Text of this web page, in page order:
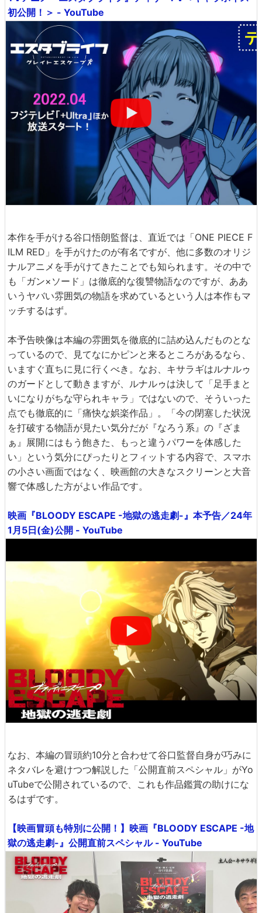
初公開！＞ - YouTube
本作を手がける谷口悟朗監督は、直近では「ONE PIECE F
ILM RED」を手がけたのが有名ですが、他に多数のオリジ
ナルアニメを手がけてきたことでも知られます。その中で
も「ガン×ソード」は徹底的な復讐物語なのですが、ああ
いうヤバい雰囲気の物語を求めているという人は本作もマ
ッチするはず。
本予告映像は本編の雰囲気を徹底的に詰め込んだものとな
っているので、見てなにかピンと来るところがあるなら、
いますぐ直ちに見に行くべき。なお、キサラギはルナルゥ
のガードとして動きますが、ルナルゥは決して「足手まと
いになりがちな守られキャラ」ではないので、そういった
点でも徹底的に「痛快な娯楽作品」。「今の閉塞した状況
を打破する物語が見たい気分だが『なろう系』の『ざま
ぁ』展開にはもう飽きた、もっと違うパワーを体感した
い」という気分にぴったりとフィットする内容で、スマホ
の小さい画面ではなく、映画館の大きなスクリーンと大音
響で体感した方がよい作品です。
映画『BLOODY ESCAPE -地獄の逃走劇-』本予告／24年
1月5日(金)公開 - YouTube
なお、本編の冒頭約10分と合わせて谷口監督自身が巧みに
ネタバレを避けつつ解説した「公開直前スペシャル」がYo
uTubeで公開されているので、これも作品鑑賞の助けにな
るはずです。
【映画冒頭も特別に公開！】映画『BLOODY ESCAPE -地
獄の逃走劇-』公開直前スペシャル - YouTube